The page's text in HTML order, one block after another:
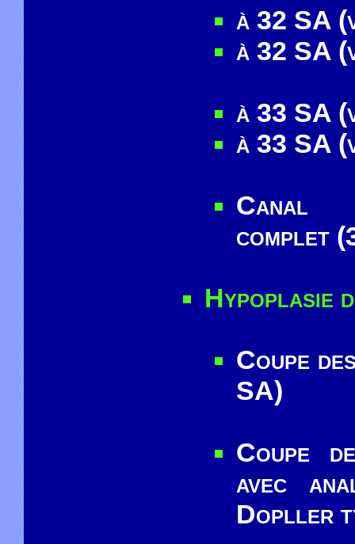
à 32 SA
à 32 SA
à 33 SA
à 33 SA
Canal
complet
Hypoplasie
Coupe
SA)
Coupe
avec
Dopller